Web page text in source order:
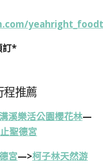
訂*
程推薦
溪樂活公園櫻花林—
聖德宮
宮—>柯子林天然游